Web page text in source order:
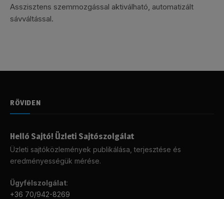
Asszisztens szemmozgással aktiválható, automatizált
sávváltással.
RÖVIDEN
Helló Sajtó! Üzleti Sajtószolgálat
Üzleti sajtóközlemények publikálása, terjesztése és
eredményességük mérése.
Ügyfélszolgálat:
+36 70/942-8269